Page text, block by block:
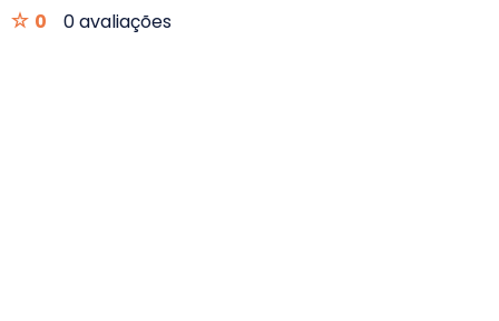
0 0 avaliações